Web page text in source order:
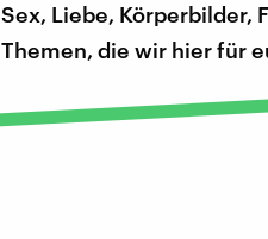
Sex, Liebe, Körperbilder,
Themen, die wir hier für